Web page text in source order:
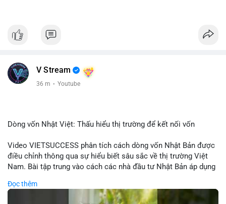
V Stream
36 m · Youtube
Dòng vốn Nhật Việt: Thấu hiểu thị trường để kết nối vốn
Video VIETSUCCESS phân tích cách dòng vốn Nhật Bản được
điều chỉnh thông qua sự hiểu biết sâu sắc về thị trường Việt
Nam. Bài tập trung vào cách các nhà đầu tư Nhật Bản áp dụng
đầu tư trực tiếp vào doanh nghiệp đến việc giao dịch tài chính.
Kết nối này không chỉ tạo cơ hội tăng trưởng cho Việt Nam mà
Đọc thêm